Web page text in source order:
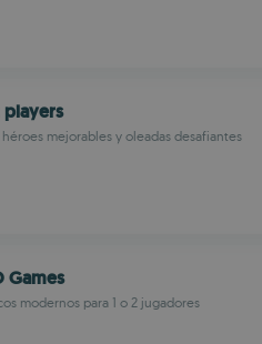
players
mejorables y oleadas desafiantes
Games
modernos para 1 o 2 jugadores